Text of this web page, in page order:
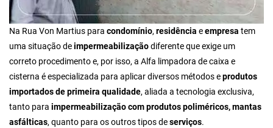
Na Rua Von Martius para condomínio,residência eempresa tem
uma situação deimpermeabilizaçãodiferente que exige um
correto procedimento e, por isso, a Alfa limpadora de caixa e
cisterna é especializada para aplicar diversos métodos eprodutos
importados de primeira qualidade, aliada a tecnologia exclusiva,
tanto para impermeabilização com produtos poliméricos, mantas
asfálticas, quanto para os outros tipos deserviços.